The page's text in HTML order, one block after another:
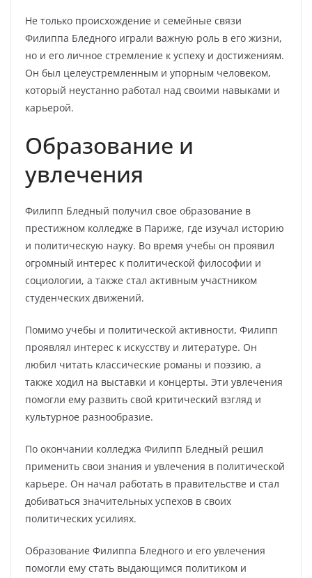
Не только происхождение и семейные связи
Филиппа Бледного играли важную роль в его жизни,
но и его личное стремление к успеху и достижениям.
Он был целеустремленным и упорным человеком,
который неустанно работал над своими навыками и
карьерой.
Образование и
увлечения
Филипп Бледный получил свое образование в
престижном колледже в Париже, где изучал историю
и политическую науку. Во время учебы он проявил
огромный интерес к политической философии и
социологии, а также стал активным участником
студенческих движений.
Помимо учебы и политической активности, Филипп
проявлял интерес к искусству и литературе. Он
любил читать классические романы и поэзию, а
также ходил на выставки и концерты. Эти увлечения
помогли ему развить свой критический взгляд и
культурное разнообразие.
По окончании колледжа Филипп Бледный решил
применить свои знания и увлечения в политической
карьере. Он начал работать в правительстве и стал
добиваться значительных успехов в своих
политических усилиях.
Образование Филиппа Бледного и его увлечения
помогли ему стать выдающимся политиком и